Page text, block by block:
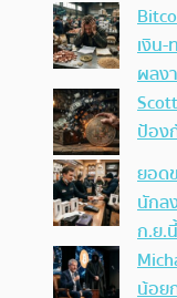
เงิน
ผลง
ป้อง
ยอด
นักล
ก.ย.นี้
น้อย